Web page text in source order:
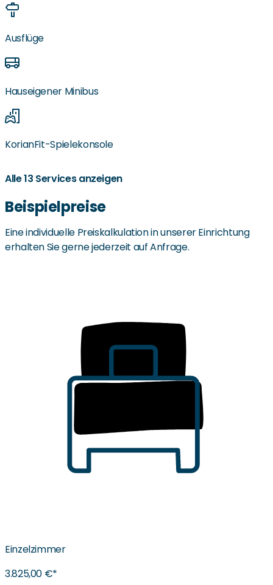
Ausflüge
Hauseigener Minibus
KorianFit-Spielekonsole
Nähe zu Wochenmärkten
Nähe zu Supermärkten
Nähe zu ÖPNV
Wäschedienst
Alle 13 Services anzeigen
Beispielpreise
Eine individuelle Preiskalkulation in unserer Einrichtung
erhalten Sie gerne jederzeit auf Anfrage.
Einzelzimmer
3.825,00 €*